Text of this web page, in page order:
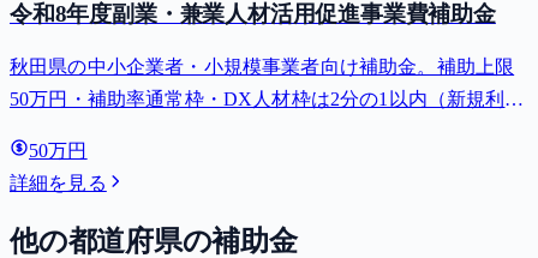
令和8年度副業・兼業人材活用促進事業費補助金
秋田県の中小企業者・小規模事業者向け補助金。補助上限
50万円・補助率通常枠・DX人材枠は2分の1以内（新規利用
50万円
詳細を見る
他の都道府県の補助金